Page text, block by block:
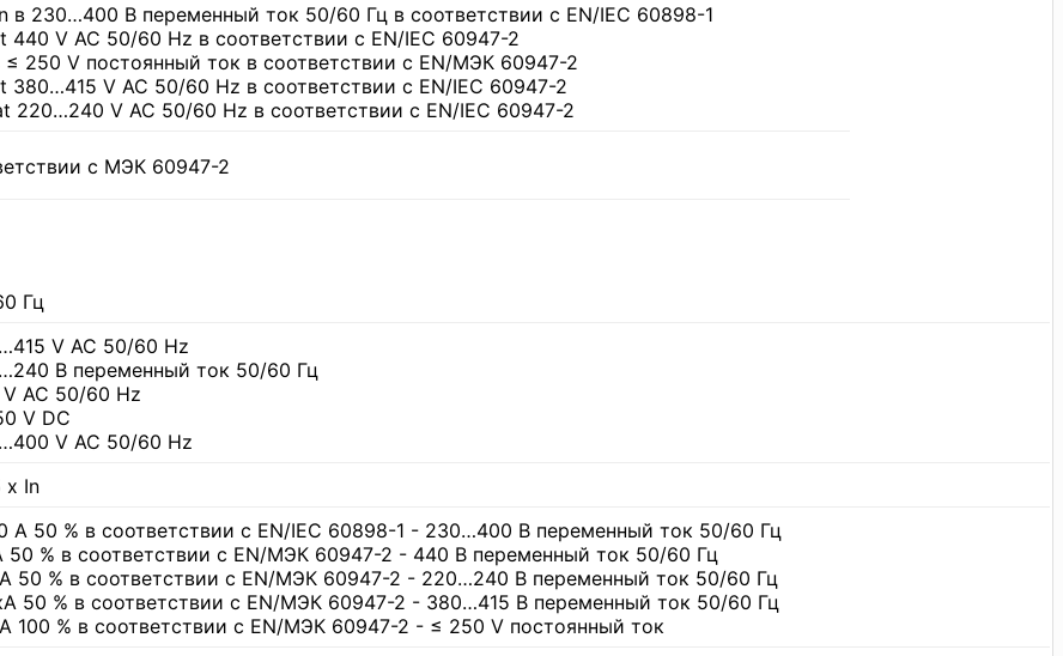
в 230…400 В переменный ток 50/60 Гц в соответствии с EN/IEC 60898-1
440 V AC 50/60 Hz в соответствии с EN/IEC 60947-2
≤ 250 V постоянный ток в соответствии с EN/МЭК 60947-2
380…415 V AC 50/60 Hz в соответствии с EN/IEC 60947-2
220…240 V AC 50/60 Hz в соответствии с EN/IEC 60947-2
с МЭК 60947-2
Гц
V AC 50/60 Hz
В переменный ток 50/60 Гц
AC 50/60 Hz
V DC
V AC 50/60 Hz
x In
А 50 % в соответствии с EN/IEC 60898-1 - 230…400 В переменный ток 50/60 Гц
50 % в соответствии с EN/МЭК 60947-2 - 440 В переменный ток 50/60 Гц
50 % в соответствии с EN/МЭК 60947-2 - 220…240 В переменный ток 50/60 Гц
50 % в соответствии с EN/МЭК 60947-2 - 380…415 В переменный ток 50/60 Гц
100 % в соответствии с EN/МЭК 60947-2 - ≤ 250 V постоянный ток